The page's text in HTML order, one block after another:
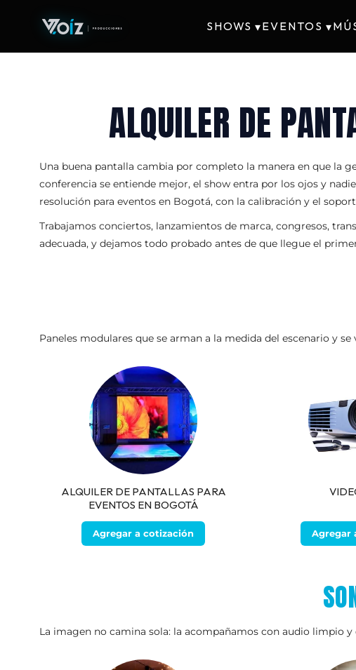
SHOWS ▾EVENTOS ▾
ALQUILER DE
Una buena pantalla cambia por completo la manera en que la
conferencia se entiende mejor, el show entra por los ojos y
resolución para eventos en Bogotá, con la calibración y el
Trabajamos conciertos, lanzamientos de marca, congresos,
adecuada, y dejamos todo probado antes de que llegue el
Paneles modulares que se arman a la medida del escenario y
ALQUILER DE PANTALLAS PARA
EVENTOS EN BOGOTÁ
Agregar a cotización Agregar
La imagen no camina sola: la acompañamos con audio limpio